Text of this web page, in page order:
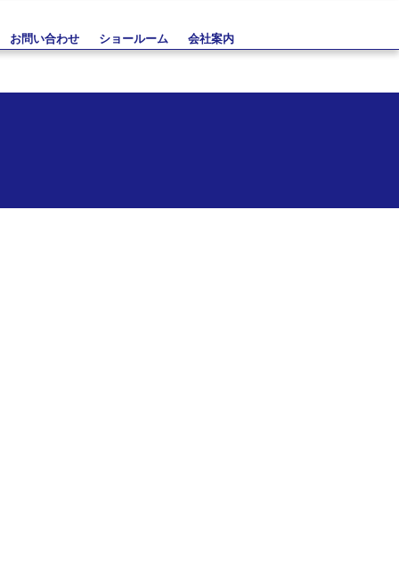
お問い合わせ ショールーム 会社案内